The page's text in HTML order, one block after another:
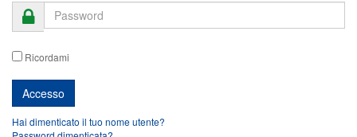
Ricordami
Hai dimenticato il tuo nome utente?